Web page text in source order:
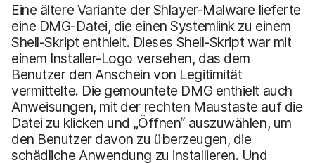
Eine ältere Variante der Shlayer-Malware lieferte
eine DMG-Datei, die einen Systemlink zu einem
Shell-Skript enthielt. Dieses Shell-Skript war mit
einem Installer-Logo versehen, das dem
Benutzer den Anschein von Legitimität
vermittelte. Die gemountete DMG enthielt auch
Anweisungen, mit der rechten Maustaste auf die
Datei zu klicken und „Öffnen“ auszuwählen, um
den Benutzer davon zu überzeugen, die
schädliche Anwendung zu installieren. Und